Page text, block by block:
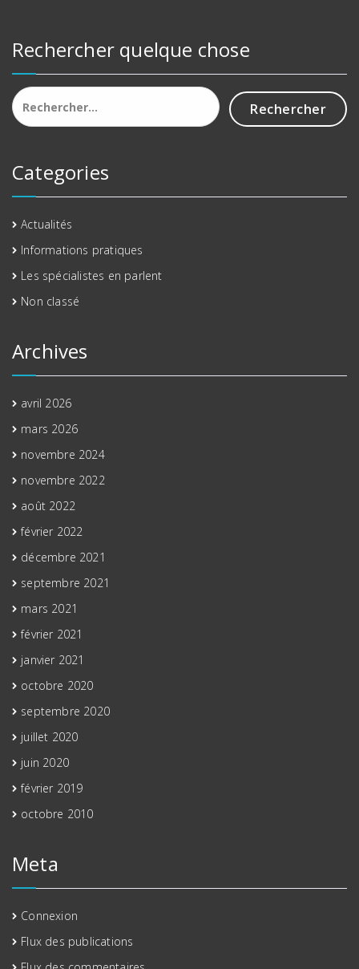
Rechercher quelque chose
Categories
Actualités
Informations pratiques
Les spécialistes en parlent
Non classé
Archives
avril 2026
mars 2026
novembre 2024
novembre 2022
août 2022
février 2022
décembre 2021
septembre 2021
mars 2021
février 2021
janvier 2021
octobre 2020
septembre 2020
juillet 2020
juin 2020
février 2019
octobre 2010
Meta
Connexion
Flux des publications